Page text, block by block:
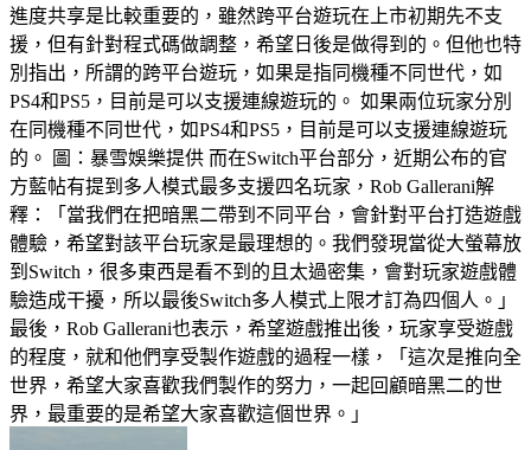
進度共享是比較重要的，雖然跨平台遊玩在上市初期先不支
援，但有針對程式碼做調整，希望日後是做得到的。但他也特
別指出，所謂的跨平台遊玩，如果是指同機種不同世代，如
PS4和PS5，目前是可以支援連線遊玩的。 如果兩位玩家分別
在同機種不同世代，如PS4和PS5，目前是可以支援連線遊玩
的。 圖：暴雪娛樂提供 而在Switch平台部分，近期公布的官
方藍帖有提到多人模式最多支援四名玩家，Rob Gallerani解
釋：「當我們在把暗黑二帶到不同平台，會針對平台打造遊戲
體驗，希望對該平台玩家是最理想的。我們發現當從大螢幕放
到Switch，很多東西是看不到的且太過密集，會對玩家遊戲體
驗造成干擾，所以最後Switch多人模式上限才訂為四個人。」
最後，Rob Gallerani也表示，希望遊戲推出後，玩家享受遊戲
的程度，就和他們享受製作遊戲的過程一樣，「這次是推向全
世界，希望大家喜歡我們製作的努力，一起回顧暗黑二的世
界，最重要的是希望大家喜歡這個世界。」